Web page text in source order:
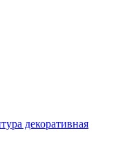
декоративная